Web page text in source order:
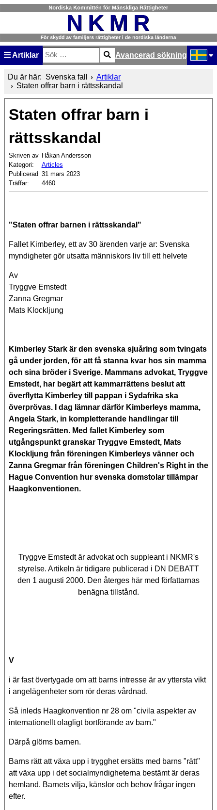
Artiklar
Sök
Type 2 or more characters for results.
Avancerad sökning
Du är här: Svenska fall
Artiklar
Staten offrar barn i rättsskandal
Staten offrar barn i
rättsskandal
Skriven av Håkan Andersson
Kategori:
Articles
Publicerad 31 mars 2023
Träffar:
4460
"Staten offrar barnen i rättsskandal"
Fallet Kimberley, ett av 30 ärenden varje ar: Svenska
myndigheter gör utsatta människors liv till ett helvete
Av
Tryggve Emstedt
Zanna Gregmar
Mats Klockljung
Kimberley Stark är den svenska sjuåring som tvingats
gå under jorden, för att få stanna kvar hos sin mamma
och sina bröder i Sverige. Mammans advokat, Tryggve
Emstedt, har begärt att kammarrättens beslut att
överflytta Kimberley till pappan i Sydafrika ska
överprövas. I dag lämnar därför Kimberleys mamma,
Angela Stark, in kompletterande handlingar till
Regeringsrätten. Med fallet Kimberley som
utgångspunkt granskar Tryggve Emstedt, Mats
Klockljung från föreningen Kimberleys vänner och
Zanna Gregmar från föreningen Children's Right in the
Hague Convention hur svenska domstolar tillämpar
Haagkonventionen.
Tryggve Emstedt är advokat och suppleant i NKMR's
styrelse. Artikeln är tidigare publicerad i DN DEBATT
den 1 augusti 2000. Den återges här med författarnas
benägna tillstånd.
V
i är fast övertygade om att barns intresse är av yttersta vikt
i angelägenheter som rör deras vårdnad.
Så inleds Haagkonvention nr 28 om "civila aspekter av
internationellt olagligt bortförande av barn."
Därpå glöms barnen.
Barns rätt att växa upp i trygghet ersätts med barns "rätt"
att växa upp i det socialmyndigheterna bestämt är deras
hemland. Barnets vilja, känslor och behov frågar ingen
efter.